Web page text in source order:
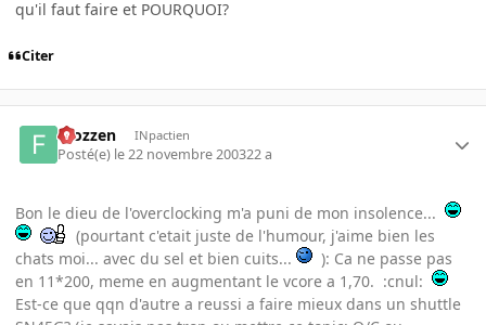
qu'il faut faire et POURQUOI?
Citer
Frozzen INpactien
Posté(e) le 22 novembre 200322 a
Bon le dieu de l'overclocking m'a puni de mon insolence...
(pourtant c'etait juste de l'humour, j'aime bien les
chats moi... avec du sel et bien cuits...
): Ca ne passe pas
en 11*200, meme en augmentant le vcore a 1,70. :cnul:
Est-ce que qqn d'autre a reussi a faire mieux dans un shuttle